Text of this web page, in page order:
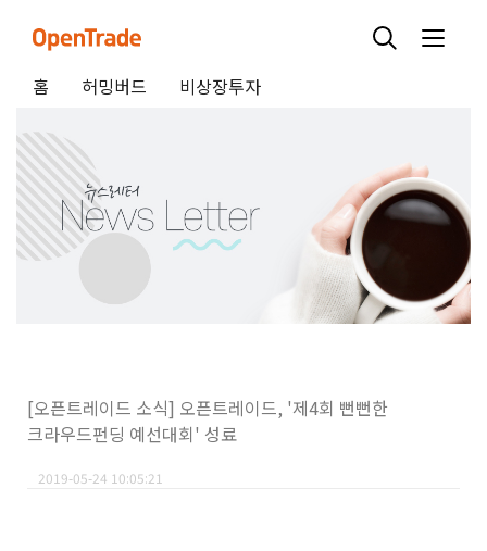
홈 허밍버드 비상장투자
[오픈트레이드 소식] 오픈트레이드, '제4회 뻔뻔한
크라우드펀딩 예선대회' 성료
2019-05-24 10:05:21